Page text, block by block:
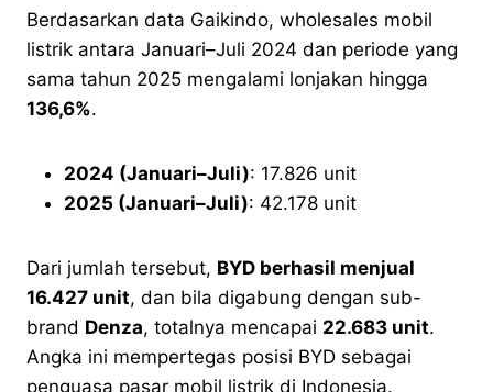
Berdasarkan data Gaikindo, wholesales mobil
listrik antara Januari–Juli 2024 dan periode yang
sama tahun 2025 mengalami lonjakan hingga
136,6%.
2024 (Januari–Juli): 17.826 unit
2025 (Januari–Juli): 42.178 unit
Dari jumlah tersebut, BYD berhasil menjual
16.427 unit, dan bila digabung dengan sub-
brand Denza, totalnya mencapai 22.683 unit.
Angka ini mempertegas posisi BYD sebagai
penguasa pasar mobil listrik di Indonesia.